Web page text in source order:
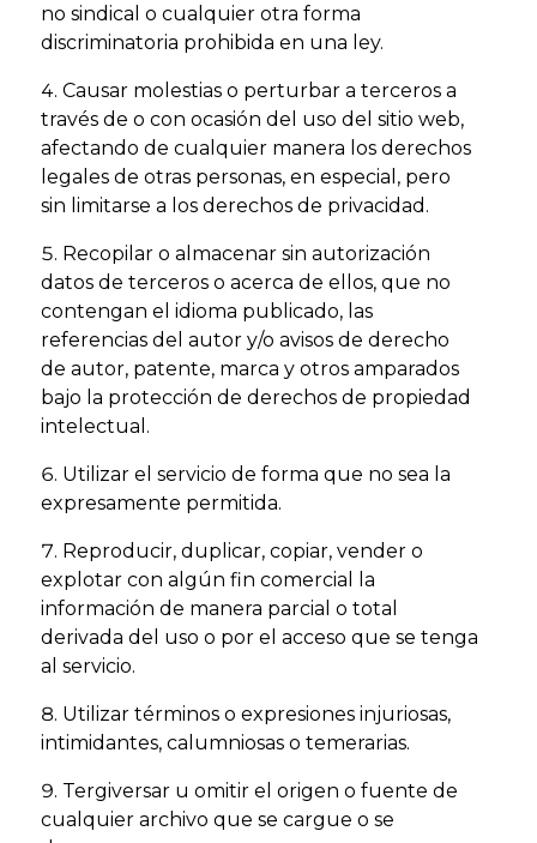
no sindical o cualquier otra forma
discriminatoria prohibida en una ley.
Causar molestias o perturbar a terceros a
través de o con ocasión del uso del sitio web,
afectando de cualquier manera los derechos
legales de otras personas, en especial, pero
sin limitarse a los derechos de privacidad.
Recopilar o almacenar sin autorización
datos de terceros o acerca de ellos, que no
contengan el idioma publicado, las
referencias del autor y/o avisos de derecho
de autor, patente, marca y otros amparados
bajo la protección de derechos de propiedad
intelectual.
Utilizar el servicio de forma que no sea la
expresamente permitida.
Reproducir, duplicar, copiar, vender o
explotar con algún fin comercial la
información de manera parcial o total
derivada del uso o por el acceso que se tenga
al servicio.
Utilizar términos o expresiones injuriosas,
intimidantes, calumniosas o temerarias.
Tergiversar u omitir el origen o fuente de
cualquier archivo que se cargue o se